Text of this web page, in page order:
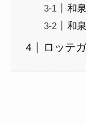
和
和
ロッテ